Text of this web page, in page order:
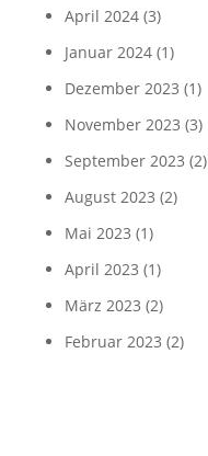
April 2024(3)
Januar 2024(1)
Dezember 2023 (1)
November 2023 (3)
September 2023 (2)
August 2023 (2)
Mai 2023 (1)
April 2023 (1)
März 2023 (2)
Februar 2023 (2)